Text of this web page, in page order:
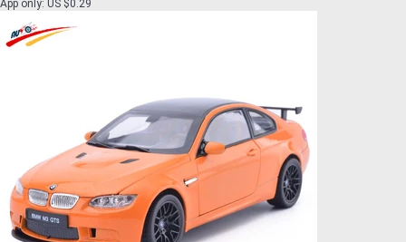
App only: US $0.29